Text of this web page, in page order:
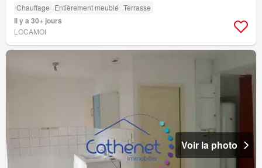
Chauffage Entièrement meublé Terrasse
Il y a 30+ jours
LOCAMOI
Voir la photo